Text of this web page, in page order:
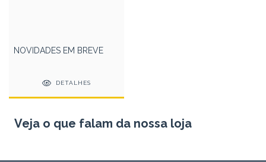
NOVIDADES EM BREVE
DETALHES
Veja o que falam da nossa loja